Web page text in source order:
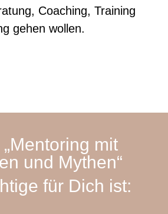
Coaching, Training
gehen wollen.
mit
und Mythen“
für Dich ist: